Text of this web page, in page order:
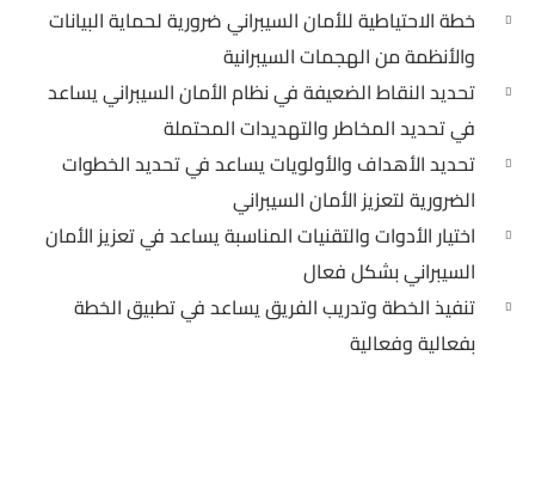
خطة الاحتياطية للأمان السيبراني ضرورية لحماية البيانات
والأنظمة من الهجمات السيبرانية
تحديد النقاط الضعيفة في نظام الأمان السيبراني يساعد
في تحديد المخاطر والتهديدات المحتملة
تحديد الأهداف والأولويات يساعد في تحديد الخطوات
الضرورية لتعزيز الأمان السيبراني
اختيار الأدوات والتقنيات المناسبة يساعد في تعزيز الأمان
السيبراني بشكل فعال
تنفيذ الخطة وتدريب الفريق يساعد في تطبيق الخطة
بفعالية وفعالية